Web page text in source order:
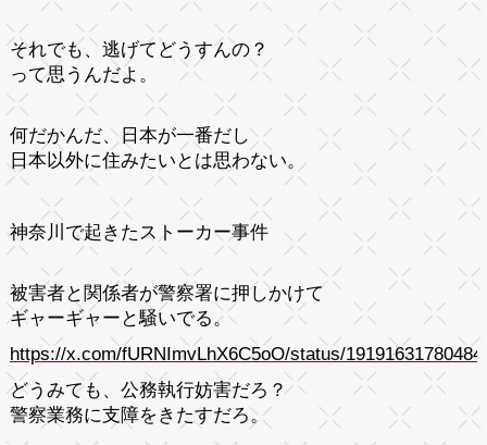
それでも、逃げてどうすんの？
って思うんだよ。
何だかんだ、日本が一番だし
日本以外に住みたいとは思わない。
神奈川で起きたストーカー事件
被害者と関係者が警察署に押しかけて
ギャーギャーと騒いでる。
https://x.com/fURNImvLhX6C5oO/status/
どうみても、公務執行妨害だろ？
警察業務に支障をきたすだろ。